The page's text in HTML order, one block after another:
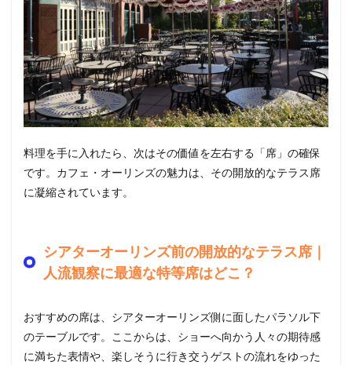
料理を手に入れたら、次はその価値を左右する「席」の確保
です。カフェ・オーリンズの魅力は、その開放的なテラス席
に凝縮されています。
シアターオーリンズ前の開放的なテラス席｜
人流観察に最適な特等席はどこ？
おすすめの席は、シアターオーリンズ側に面したパラソル下
のテーブルです。ここからは、ショーへ向かう人々の期待感
に満ちた表情や、楽しそうに行き交うゲストの流れをゆった